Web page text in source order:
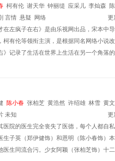
柯有伦 谢天华 钟丽缇 应采儿 李灿森
言情 悬疑 网络
更
在左疯子在右》是由乐视网出品，宋本
柯有伦等领衔主演，是根据同名网络小说
》记录了生活在世界上生活在另一个角
陈小春 张柏芝 黄浩然 许绍雄 林雪 黄
未知
更
医院的医生完全丧失了医德，每个人都自
生子英（郑伊健饰）和恩明（陈小春饰）
医生同流合污。少女阿颖（张柏芝饰）十